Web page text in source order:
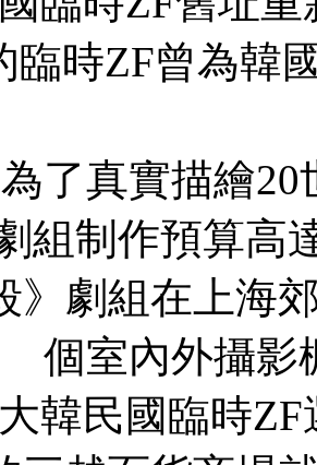
臨時ZF曾為韓
真實描繪20
組制作預算高
》劇組在上海
個室內外攝影
民國臨時ZF